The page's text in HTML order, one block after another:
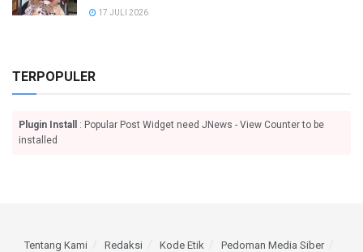
17 JULI 2026
TERPOPULER
Plugin Install
: Popular Post Widget need JNews - View Counter to be
installed
Tentang Kami Redaksi Kode Etik Pedoman Media Siber